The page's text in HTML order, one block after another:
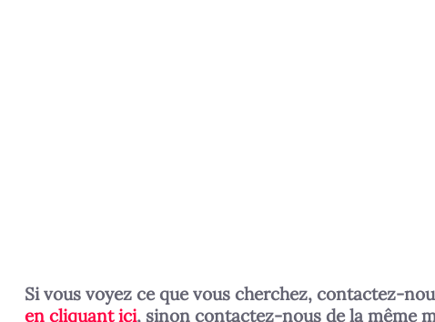
Si vous voyez ce que vous cherchez, contactez-
en cliquant ici, sinon contactez-nous de la même